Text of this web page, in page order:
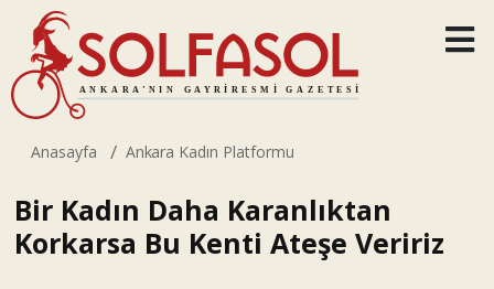
Anasayfa Ankara Kadın Platformu
Bir Kadın Daha Karanlıktan
Korkarsa Bu Kenti Ateşe Veririz